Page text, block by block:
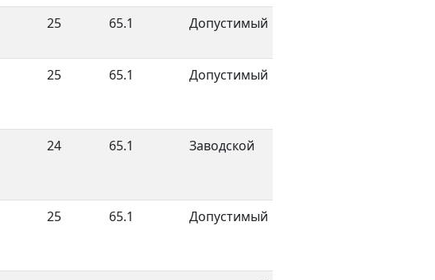
25 65.1 Допустимый
25 65.1 Допустимый
24 65.1 Заводской
25 65.1 Допустимый